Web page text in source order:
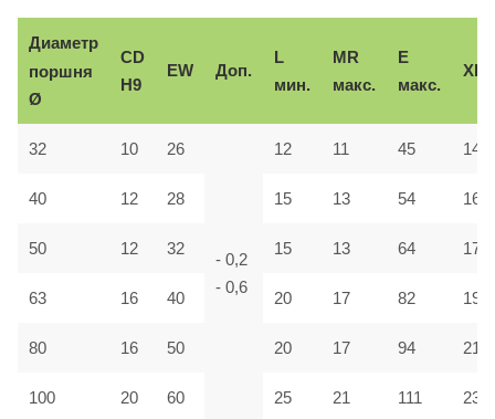
Диаметр
поршня
Ø
CD
H9
EW Доп.
L
мин.
MR
макс.
E
макс.
XD
32 10 26
- 0,2
- 0,6
12 11 45 142
40 12 28 15 13 54 160
50 12 32 15 13 64 170
63 16 40 20 17 82 190
80 16 50 20 17 94 210
100 20 60 25 21 111 230